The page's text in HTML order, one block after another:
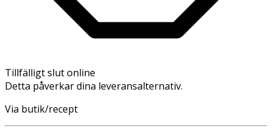
Tillfälligt slut online
Detta påverkar dina leveransalternativ.
Via butik/recept